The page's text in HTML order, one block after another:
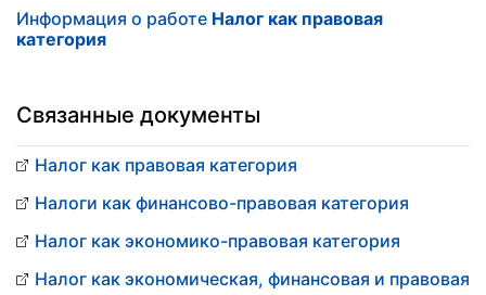
Информация о работе Налог как правовая
категория
Связанные документы
Налог как правовая категория
Налоги как финансово-правовая категория
Налог как экономико-правовая категория
Налог как экономическая, финансовая и правовая